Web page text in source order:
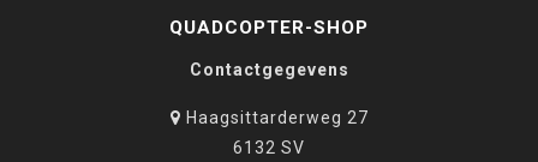
QUADCOPTER-SHOP
Contactgegevens
Haagsittarderweg 27
6132 SV